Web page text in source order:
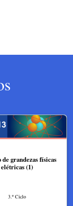
grandezas físicas
elétricas (1)
3.º Ciclo